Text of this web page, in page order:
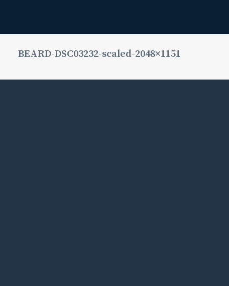
BEARD-DSC03232-scaled-2048×1151